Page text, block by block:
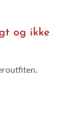
og ikke